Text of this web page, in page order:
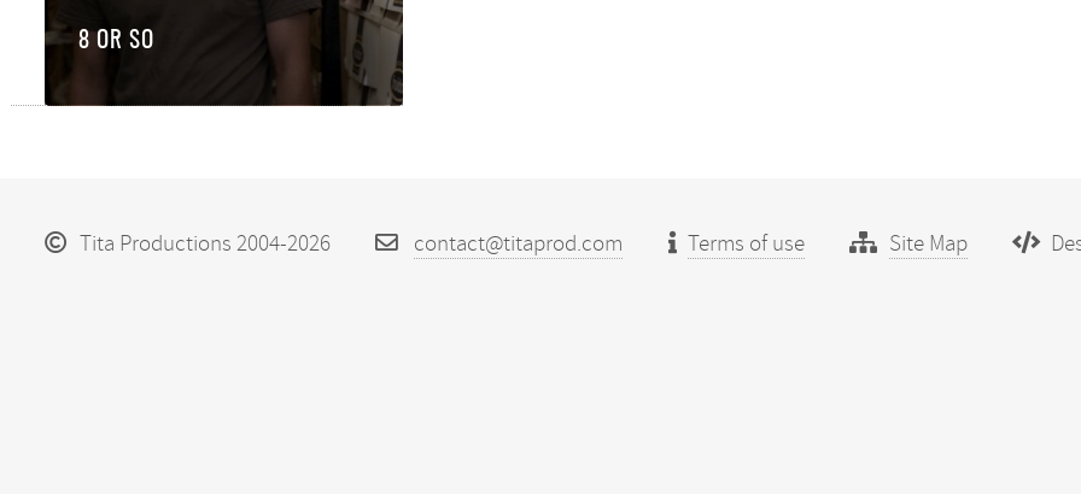
8 OR SO
Tita Productions 2004-2026 contact@titaprod.com Terms of use Site Map